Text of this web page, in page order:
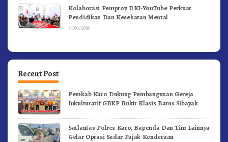
Kolaborasi Pemprov DKI-YouTube Perkuat
Pendidikan Dan Kesehatan Mental
31/01/2026
Recent Post
Pemkab Karo Dukung Pembangunan Gereja
Inkulturatif GBKP Bukit Klasis Barus Sibayak
Satlantas Polres Karo, Bapenda Dan Tim Lainnya
Gelar Oprasi Sadar Pajak Kenderaan